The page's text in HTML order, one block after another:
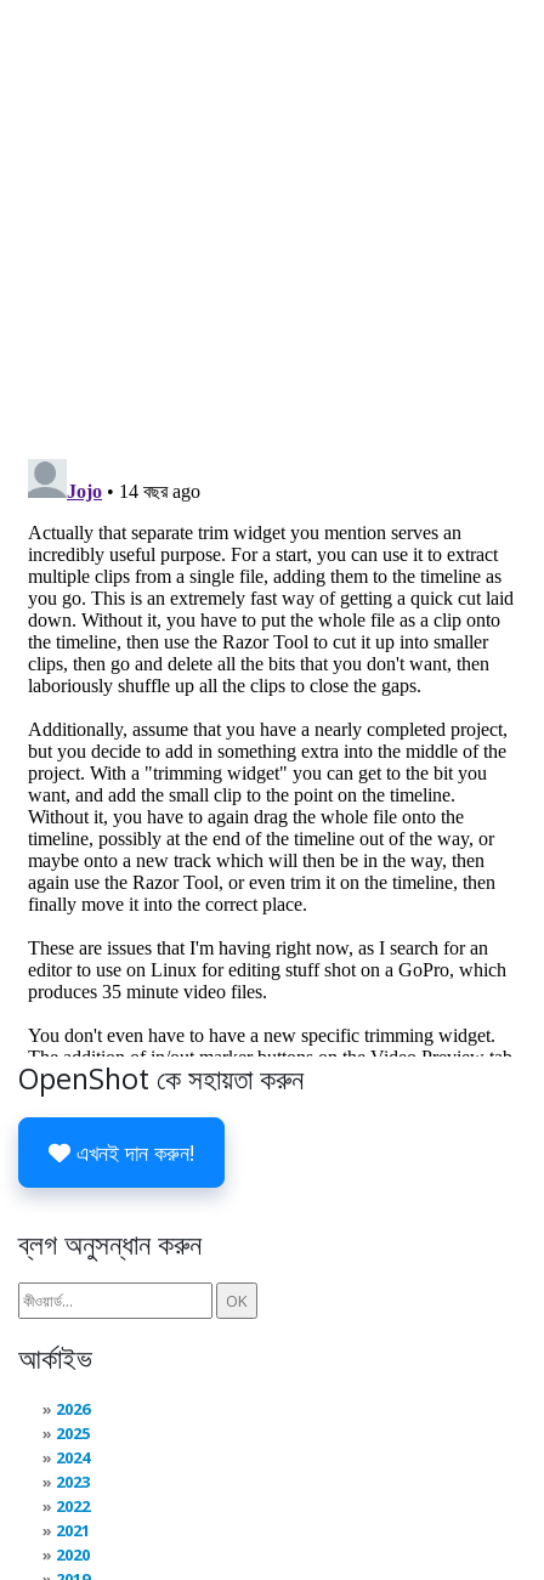
OpenShot কে সহায়তা করুন
এখনই দান করুন!
ব্লগ অনুসন্ধান করুন
আর্কাইভ
2026
2025
2024
2023
2022
2021
2020